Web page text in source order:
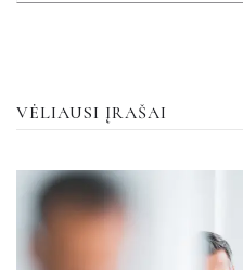
VĖLIAUSI ĮRAŠAI